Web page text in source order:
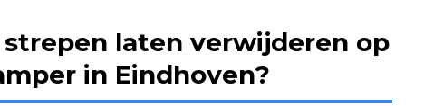
laten verwijderen op
in Eindhoven?